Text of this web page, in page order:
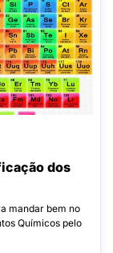
dos
mandar bem no
Químicos pelo